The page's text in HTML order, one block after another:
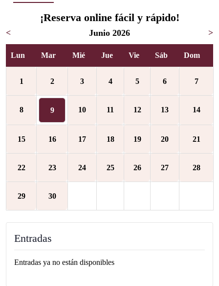
¡Reserva online fácil y rápido!
< Junio 2026 >
Lun Mar Mié Jue Vie Sáb Dom
1 2 3 4 5 6 7
8 9 10 11 12 13 14
15 16 17 18 19 20 21
22 23 24 25 26 27 28
29 30
Entradas
Entradas ya no están disponibles